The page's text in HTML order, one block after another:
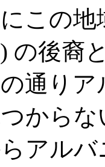
この地
の後裔
通りア
から
アル